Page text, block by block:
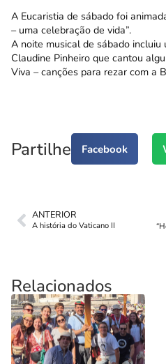
A Eucaristia de sábado foi
– uma celebração de vida”.
A noite musical de sábado incluiu
Claudine Pinheiro que cantou
Viva – canções para rezar com a
Partilhe Facebook
ANTERIOR
A história do Vaticano II
Relacionados